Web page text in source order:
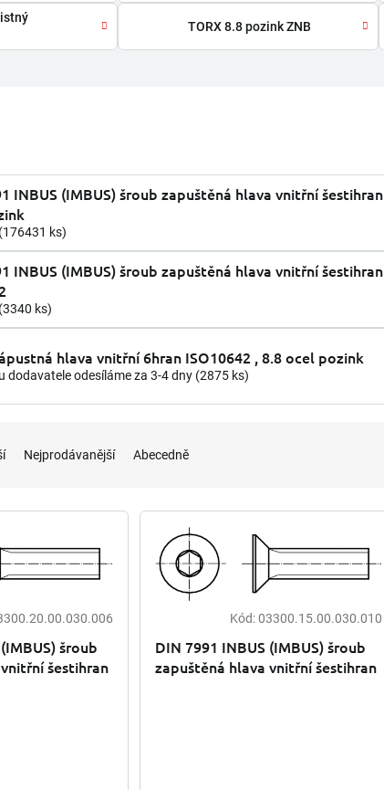
TORX 8.8 pozink ZNB
INBUS (IMBUS) šroub zapuštěná hlava vnitřní šestihran
(176431 ks)
INBUS (IMBUS) šroub zapuštěná hlava vnitřní šestihran
(3340 ks)
hlava vnitřní 6hran ISO10642 , 8.8 ocel pozink
dodavatele odesíláme za 3-4 dny (2875 ks)
Nejprodávanější Abecedně
šroub
šestihran
Kód:03300.15.00.030.010
DIN 7991 INBUS (IMBUS) šroub
zapuštěná hlava vnitřní šestihran